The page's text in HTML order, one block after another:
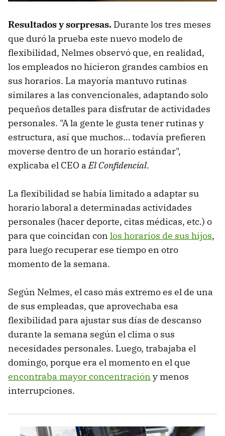
Resultados y sorpresas. Durante los tres meses
que duró la prueba este nuevo modelo de
flexibilidad, Nelmes observó que, en realidad,
los empleados no hicieron grandes cambios en
sus horarios. La mayoría mantuvo rutinas
similares a las convencionales, adaptando solo
pequeños detalles para disfrutar de actividades
personales. "A la gente le gusta tener rutinas y
estructura, así que muchos… todavía prefieren
moverse dentro de un horario estándar",
explicaba el CEO a El Confidencial.
La flexibilidad se había limitado a adaptar su
horario laboral a determinadas actividades
personales (hacer deporte, citas médicas, etc.) o
para que coincidan con los horarios de sus hijos,
para luego recuperar ese tiempo en otro
momento de la semana.
Según Nelmes, el caso más extremo es el de una
de sus empleadas, que aprovechaba esa
flexibilidad para ajustar sus días de descanso
durante la semana según el clima o sus
necesidades personales. Luego, trabajaba el
domingo, porque era el momento en el que
encontraba mayor concentración y menos
interrupciones.